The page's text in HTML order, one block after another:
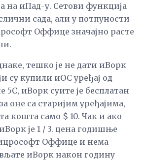
на иПад-у. Сетови функција
сада, али у потпуности
Оффице значајно расте
тешко је не дати иВорк
су купили иОС уређај од
5С, иВорк суите је бесплатан
оне са старијим уређајима,
кошта само $ 10. Чак и ако
је 1 / 3. цена годишње
Оффице и нема
иВорк након годину